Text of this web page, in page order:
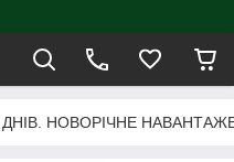
ДНІВ. НОВОРІЧНЕ